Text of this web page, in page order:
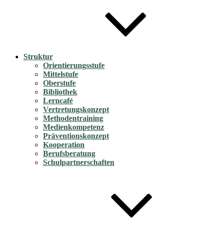
Struktur
Orientierungsstufe
Mittelstufe
Oberstufe
Bibliothek
Lerncafé
Vertretungskonzept
Methodentraining
Medienkompetenz
Präventionskonzept
Kooperation
Berufsberatung
Schulpartnerschaften